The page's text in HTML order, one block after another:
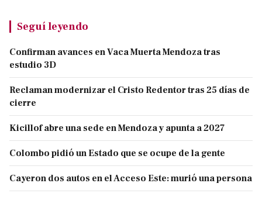
Seguí leyendo
Confirman avances en Vaca Muerta Mendoza tras
estudio 3D
Reclaman modernizar el Cristo Redentor tras 25 días de
cierre
Kicillof abre una sede en Mendoza y apunta a 2027
Colombo pidió un Estado que se ocupe de la gente
Cayeron dos autos en el Acceso Este: murió una persona